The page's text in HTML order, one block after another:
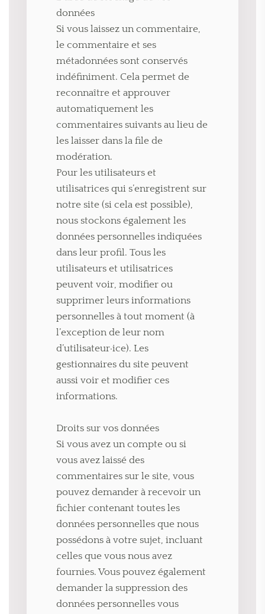
données
Si vous laissez un commentaire,
le commentaire et ses
métadonnées sont conservés
indéfiniment. Cela permet de
reconnaître et approuver
automatiquement les
commentaires suivants au lieu de
les laisser dans la file de
modération.
Pour les utilisateurs et
utilisatrices qui s’enregistrent sur
notre site (si cela est possible),
nous stockons également les
données personnelles indiquées
dans leur profil. Tous les
utilisateurs et utilisatrices
peuvent voir, modifier ou
supprimer leurs informations
personnelles à tout moment (à
l’exception de leur nom
d’utilisateur·ice). Les
gestionnaires du site peuvent
aussi voir et modifier ces
informations.
Droits sur vos données
Si vous avez un compte ou si
vous avez laissé des
commentaires sur le site, vous
pouvez demander à recevoir un
fichier contenant toutes les
données personnelles que nous
possédons à votre sujet, incluant
celles que vous nous avez
fournies. Vous pouvez également
demander la suppression des
données personnelles vous